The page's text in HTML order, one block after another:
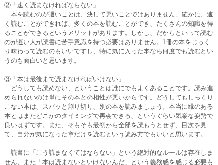
②「速く読まなければならない」
本を読むのが遅いことは、決して悪いことではありません。確かに、速
く読むことができれば、多くの本を読むことができ、たくさんの知識を得
ることができるというメリットがあります。しかし、だからといって読む
のが遅い人が読書に苦手意識を持つ必要はありません。1冊の本をじっく
り味わって読むのもいいですし、特に気に入った本なら何度でも読むとい
うのも面白いと思います。
③「本は最後まで読まなければいけない」
どうしても読めない、ということは誰にでもよくあることです。読み進
められないのは単にその本との相性が悪いからです。どうしてもしっくり
こない本は、スパッと割り切り、別の本を読みましょう。本当に縁のある
本とはまたどこかのタイミングで再会できる、というぐらい気楽な姿勢で
良いはずです。また、そもそも最初から全部を読もうとせず、目次を見
て、自分が気になった章だけを読むという読み方でもいいと思います。
読書に「こう読まなくてはならない」という絶対的なルールは存在しま
せん。また「本は読まないといけないんだ」という義務感を感じる必要も